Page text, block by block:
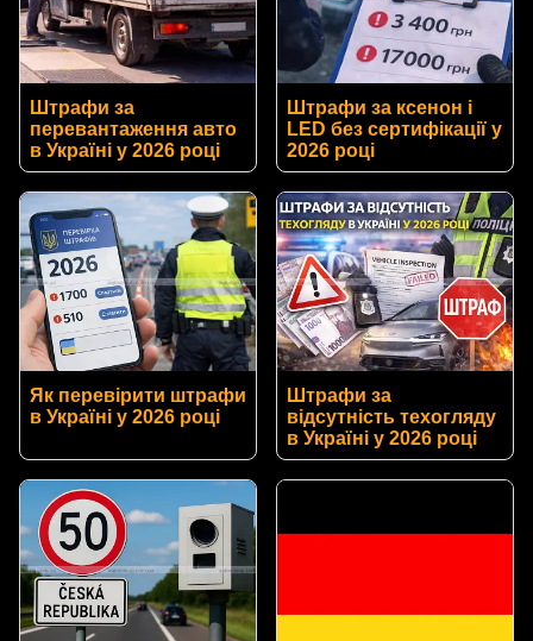
Штрафи за
перевантаження авто
в Україні у 2026 році
Штрафи за ксенон і
LED без сертифікації у
2026 році
Як перевірити штрафи
в Україні у 2026 році
Штрафи за
відсутність техогляду
в Україні у 2026 році